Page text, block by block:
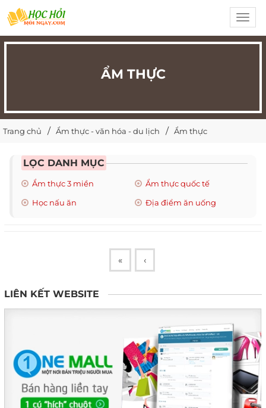
ẨM THỰC
Trang chủ Ẩm thực - văn hóa - du lịch Ẩm thực
LỌC DANH MỤC
Ẩm thực 3 miền
Ẩm thực quốc tế
Học nấu ăn
Địa điểm ăn uống
« ‹
LIÊN KẾT WEBSITE